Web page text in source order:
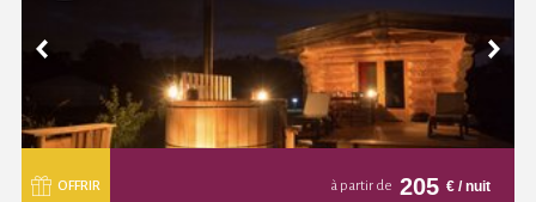
OFFRIR à partir de 205 € / nuit